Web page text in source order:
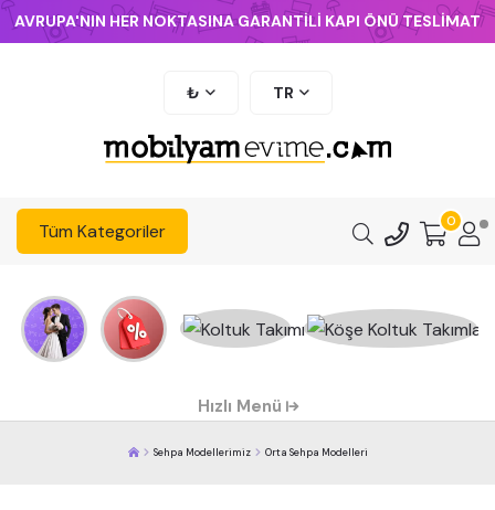
AVRUPA'NIN HER NOKTASINA GARANTİLİ KAPI ÖNÜ TESLİMAT
₺ TR
Tüm Kategoriler 0
Hızlı Menü
Sehpa Modellerimiz Orta Sehpa Modelleri